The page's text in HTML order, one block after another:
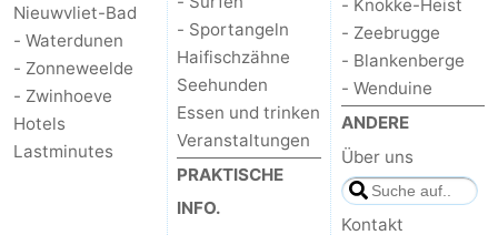
Nieuwvliet-Bad
- Waterdunen
- Zonneweelde
- Zwinhoeve
Hotels
Lastminutes
- Sportangeln
Haifischzähne
Seehunden
Essen und trinken
Veranstaltungen
PRAKTISCHE
INFO.
- Knokke-Heist
- Zeebrugge
- Blankenberge
- Wenduine
ANDERE
Über uns
Kontakt